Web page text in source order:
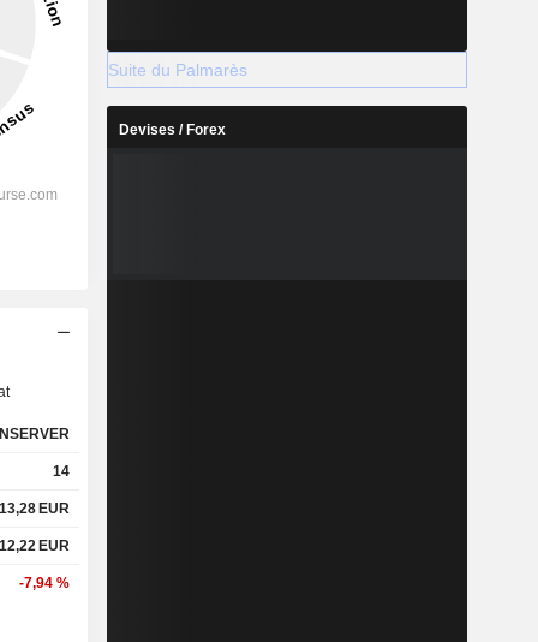
14
13,28 EUR
12,22 EUR
-7,94 %
Suite du Palmarès
Devises / Forex